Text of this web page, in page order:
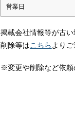
営業日
掲載会社情報等が古
削除等はこちら より
※変更や削除など依頼